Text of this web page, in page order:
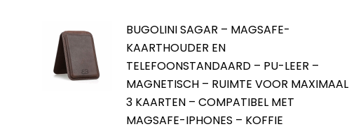
BUGOLINI SAGAR – MAGSAFE-
KAARTHOUDER EN
TELEFOONSTANDAARD – PU-LEER –
MAGNETISCH – RUIMTE VOOR MAXIMAAL
3 KAARTEN – COMPATIBEL MET
MAGSAFE-IPHONES – KOFFIE